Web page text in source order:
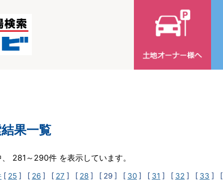
果一覧
281～290件 を表示しています。
[ 25 ] [ 26 ] [ 27 ] [ 28 ] [ 29 ] [ 30 ] [ 31 ] [ 32 ] [ 33 ]